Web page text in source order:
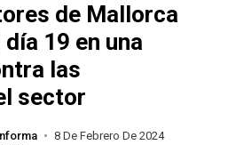
de Mallorca
19 en una
las
sector
8 De Febrero De 2024